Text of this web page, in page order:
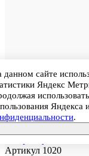
Штрихкод
Вазон "Трубка"
Цена 155
Цена при
Артикул 1020
данном сайте
Яндекс
Яндекса
.